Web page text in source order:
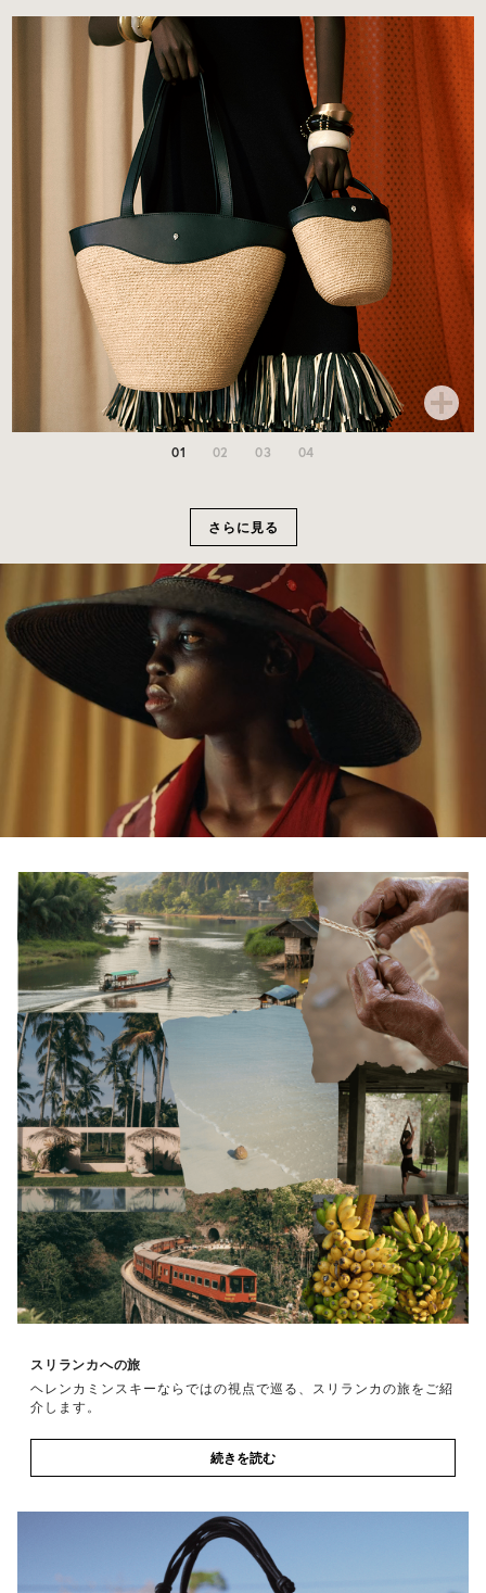
さらに見る
01 02 03 04
スリランカへの旅
ヘレンカミンスキーならではの視点で巡る、スリランカの旅をご紹
介します。
続きを読む